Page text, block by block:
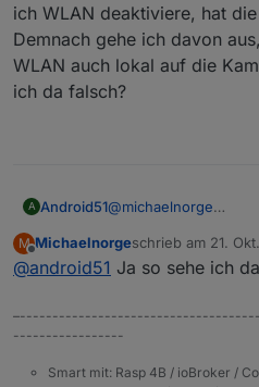
ich WLAN deaktiviere, hat
Demnach gehe ich davon
WLAN auch lokal auf die
ich da falsch?
A Android51@michaelnorge
Ich habe bisher nur
Internetberichtigung
die App im eigenen
M
Offline
Michaelnorgeschrieb am 21.
zuletzt editiert von
@android51 Ja so sehe ich
-----------------
Smart mit: Rasp 4B / ioBroker /